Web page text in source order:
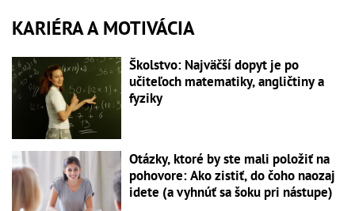
KARIÉRA A MOTIVÁCIA
Školstvo: Najväčší dopyt je po
učiteľoch matematiky, angličtiny a
fyziky
Otázky, ktoré by ste mali položiť na
pohovore: Ako zistiť, do čoho naozaj
idete (a vyhnúť sa šoku pri nástupe)